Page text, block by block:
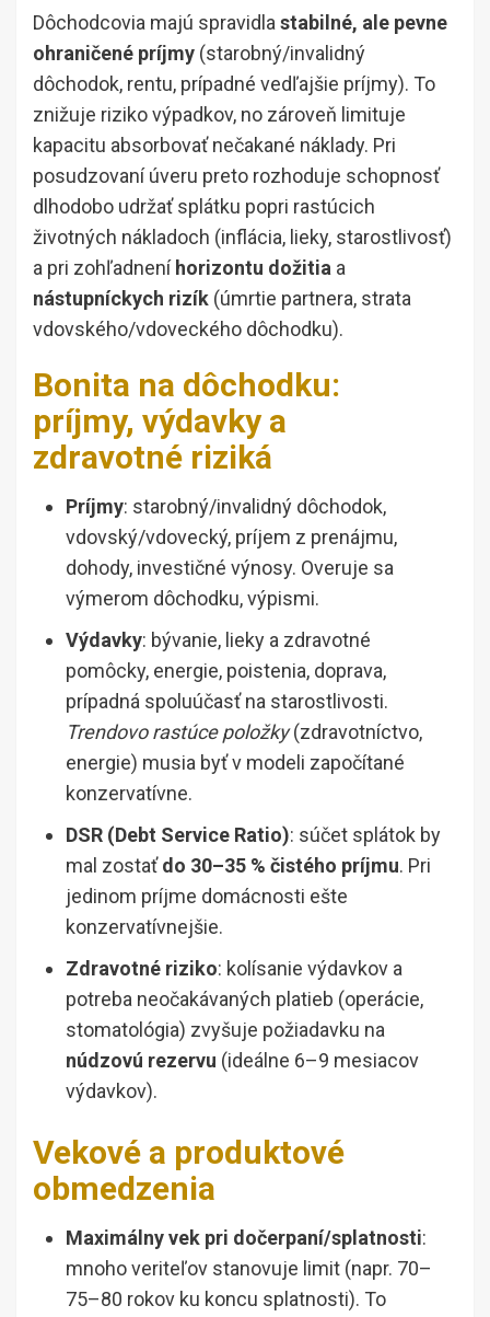
Dôchodcovia majú spravidlastabilné, ale pevne
ohraničené príjmy (starobný/invalidný
dôchodok, rentu, prípadné vedľajšie príjmy). To
znižuje riziko výpadkov, no zároveň limituje
kapacitu absorbovať nečakané náklady. Pri
posudzovaní úveru preto rozhoduje schopnosť
dlhodobo udržať splátku popri rastúcich
životných nákladoch (inflácia, lieky, starostlivosť)
a pri zohľadnení horizontu dožitia a
nástupníckych rizík (úmrtie partnera, strata
vdovského/vdoveckého dôchodku).
Bonita na dôchodku:
príjmy, výdavky a
zdravotné riziká
Príjmy: starobný/invalidný dôchodok,
vdovský/vdovecký, príjem z prenájmu,
dohody, investičné výnosy. Overuje sa
výmerom dôchodku, výpismi.
Výdavky: bývanie, lieky a zdravotné
pomôcky, energie, poistenia, doprava,
prípadná spoluúčasť na starostlivosti.
Trendovo rastúce položky(zdravotníctvo,
energie) musia byť v modeli započítané
konzervatívne.
DSR (Debt Service Ratio): súčet splátok by
mal zostaťdo 30–35 % čistého príjmu. Pri
jedinom príjme domácnosti ešte
konzervatívnejšie.
Zdravotné riziko: kolísanie výdavkov a
potreba neočakávaných platieb (operácie,
stomatológia) zvyšuje požiadavku na
núdzovú rezervu (ideálne 6–9 mesiacov
výdavkov).
Vekové a produktové
obmedzenia
Maximálny vek pri dočerpaní/splatnosti:
mnoho veriteľov stanovuje limit (napr. 70–
75–80 rokov ku koncu splatnosti). To